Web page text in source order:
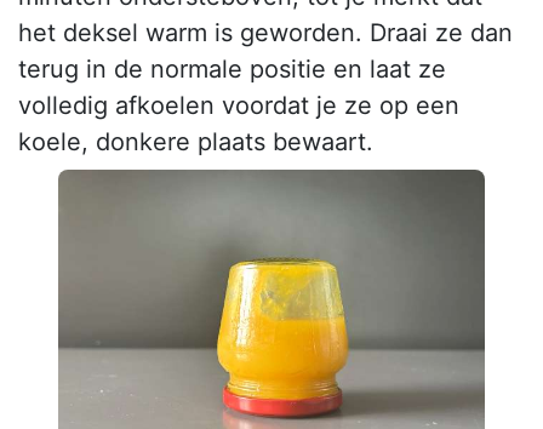
het deksel warm is geworden. Draai ze dan
terug in de normale positie en laat ze
volledig afkoelen voordat je ze op een
koele, donkere plaats bewaart.